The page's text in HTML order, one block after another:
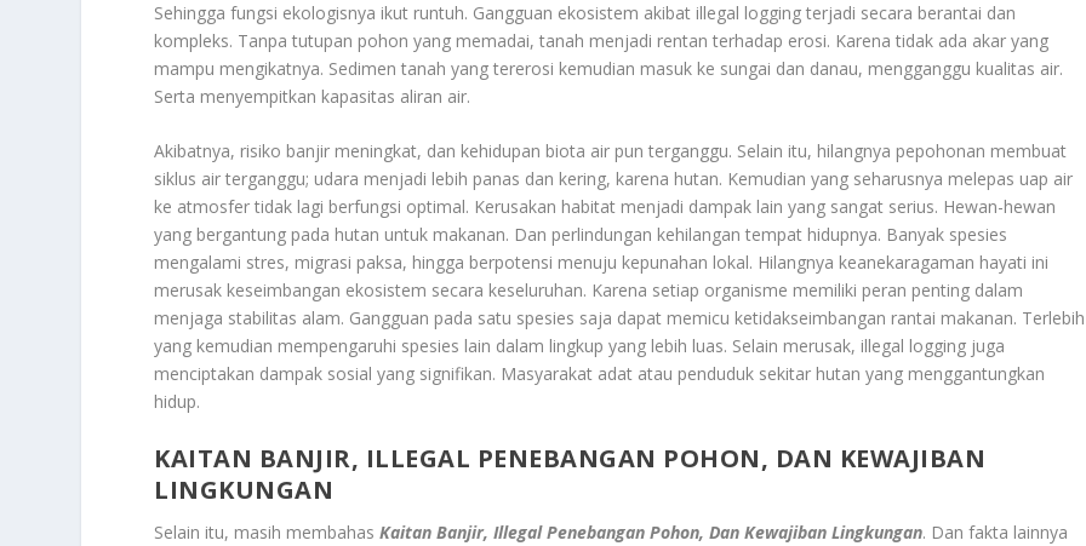
Sehingga fungsi ekologisnya ikut runtuh. Gangguan ekosistem akibat illegal logging terjadi secara berantai dan
kompleks. Tanpa tutupan pohon yang memadai, tanah menjadi rentan terhadap erosi. Karena tidak ada akar yang
mampu mengikatnya. Sedimen tanah yang tererosi kemudian masuk ke sungai dan danau, mengganggu kualitas air.
Serta menyempitkan kapasitas aliran air.
Akibatnya, risiko banjir meningkat, dan kehidupan biota air pun terganggu. Selain itu, hilangnya pepohonan membuat
siklus air terganggu; udara menjadi lebih panas dan kering, karena hutan. Kemudian yang seharusnya melepas uap air
ke atmosfer tidak lagi berfungsi optimal. Kerusakan habitat menjadi dampak lain yang sangat serius. Hewan-hewan
yang bergantung pada hutan untuk makanan. Dan perlindungan kehilangan tempat hidupnya. Banyak spesies
mengalami stres, migrasi paksa, hingga berpotensi menuju kepunahan lokal. Hilangnya keanekaragaman hayati ini
merusak keseimbangan ekosistem secara keseluruhan. Karena setiap organisme memiliki peran penting dalam
menjaga stabilitas alam. Gangguan pada satu spesies saja dapat memicu ketidakseimbangan rantai makanan. Terlebih
yang kemudian mempengaruhi spesies lain dalam lingkup yang lebih luas. Selain merusak, illegal logging juga
menciptakan dampak sosial yang signifikan. Masyarakat adat atau penduduk sekitar hutan yang menggantungkan
hidup.
KAITAN BANJIR, ILLEGAL PENEBANGAN POHON, DAN KEWAJIBAN
LINGKUNGAN
Selain itu, masih membahasKaitan Banjir, Illegal Penebangan Pohon, Dan Kewajiban Lingkungan. Dan fakta lainnya